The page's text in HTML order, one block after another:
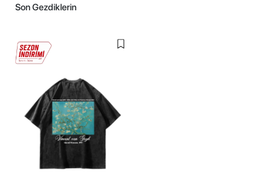
Son Gezdiklerin